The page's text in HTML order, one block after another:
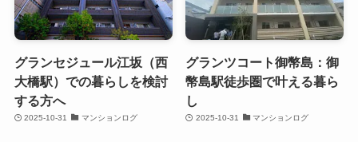
グランセジュール江坂（西
大橋駅）での暮らしを検討
する方へ
2025-10-31 マンションログ
グランツコート御幣島：御
幣島駅徒歩圏で叶える暮ら
し
2025-10-31 マンションログ